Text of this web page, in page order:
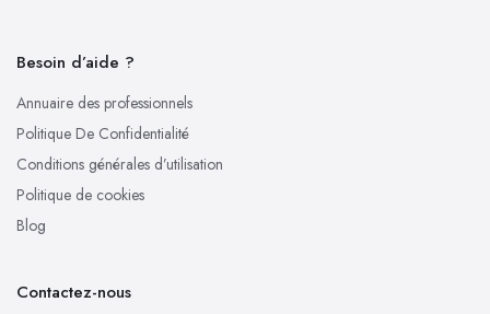
Besoin d’aide ?
Annuaire des professionnels
Politique De Confidentialité
Conditions générales d’utilisation
Politique de cookies
Blog
Contactez-nous